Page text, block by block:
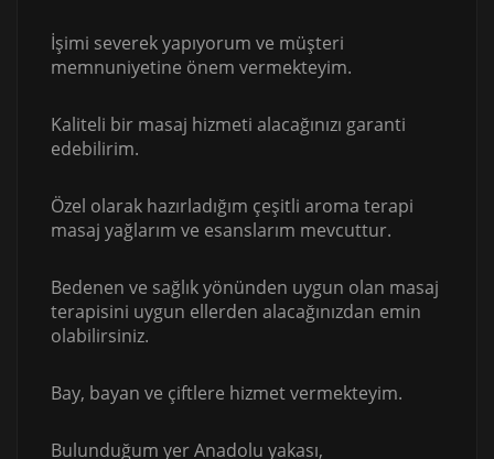
İşimi severek yapıyorum ve müşteri
memnuniyetine önem vermekteyim.
Kaliteli bir masaj hizmeti alacağınızı garanti
edebilirim.
Özel olarak hazırladığım çeşitli aroma terapi
masaj yağlarım ve esanslarım mevcuttur.
Bedenen ve sağlık yönünden uygun olan masaj
terapisini uygun ellerden alacağınızdan emin
olabilirsiniz.
Bay, bayan ve çiftlere hizmet vermekteyim.
Bulunduğum yer Anadolu yakası,